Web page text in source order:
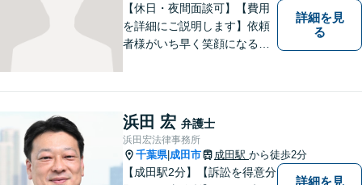
【休日・夜間面談可】【費用
を詳細にご説明します】依頼
者様がいち早く笑顔になるよ
す。鹿行地区に限らず、千葉
県香取市や銚子市などにお住
まいの皆さまからのご相談も
積極的にお受けしています。
詳細を見
る
浜田 宏 弁護士
浜田宏法律事務所
千葉県| 成田市 成田駅 から徒歩2分
【成田駅2分】【訴訟を得意分
詳細を見